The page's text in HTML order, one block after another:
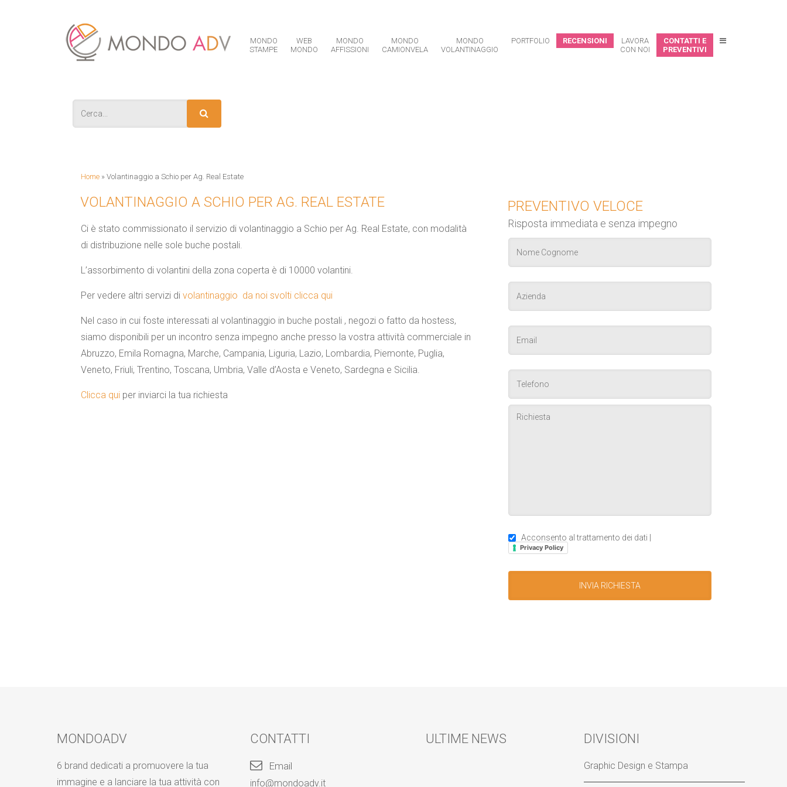
MONDO
STAMPE
WEB
MONDO
MONDO
AFFISSIONI
MONDO
CAMIONVELA
MONDO
VOLANTINAGGIO
PORTFOLIO RECENSIONI
LAVORA
CON NOI
CONTATTI E
PREVENTIVI
Home » Volantinaggio a Schio per Ag. Real Estate
VOLANTINAGGIO A SCHIO PER AG. REAL ESTATE
Ci è stato commissionato il servizio di volantinaggio a Schio per Ag. Real Estate, con modalità
di distribuzione nelle sole buche postali.
L’assorbimento di volantini della zona coperta è di 10000 volantini.
Per vedere altri servizi di volantinaggio da noi svolti clicca qui
Nel caso in cui foste interessati al volantinaggio in buche postali , negozi o fatto da hostess,
siamo disponibili per un incontro senza impegno anche presso la vostra attività commerciale in
Abruzzo, Emila Romagna, Marche, Campania, Liguria, Lazio, Lombardia, Piemonte, Puglia,
Veneto, Friuli, Trentino, Toscana, Umbria, Valle d’Aosta e Veneto, Sardegna e Sicilia.
Clicca qui per inviarci la tua richiesta
PREVENTIVO VELOCE
Risposta immediata e senza impegno
Acconsento al trattamento dei dati |
Privacy Policy
MONDOADV
6 brand dedicati a promuovere la tua
immagine e a lanciare la tua attività con
CONTATTI
Email
info@mondoadv.it
ULTIME NEWS DIVISIONI
Graphic Design e Stampa